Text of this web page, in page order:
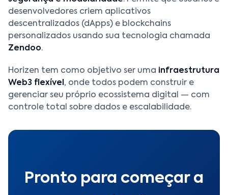
desenvolvedores criem aplicativos
descentralizados (dApps) e blockchains
personalizados usando sua tecnologia chamada
Zendoo.
Horizen tem como objetivo ser uma infraestrutura
Web3 flexível , onde todos podem construir e
gerenciar seu próprio ecossistema digital — com
controle total sobre dados e escalabilidade.
Pronto para começar a